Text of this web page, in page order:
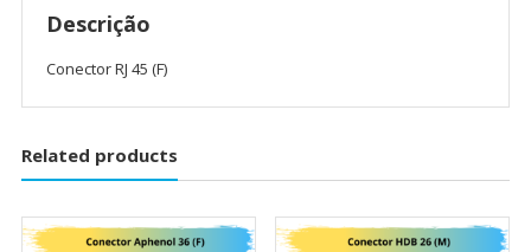
Descrição
Conector RJ 45 (F)
Related products